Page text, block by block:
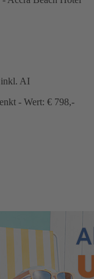
inkl. AI
- Wert: € 798,-